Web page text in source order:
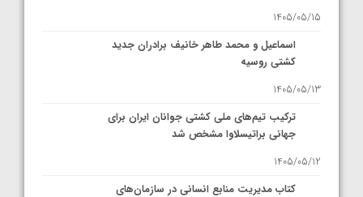
1405/05/15
اسماعیل و محمد طاهر خانیف برادران جدید
کشتی روسیه
1405/05/13
ترکیب تیم‌های ملی کشتی جوانان ایران برای
جهانی براتیسلاوا مشخص شد
1405/05/12
کتاب مدیریت منابع انسانی در سازمان‌های